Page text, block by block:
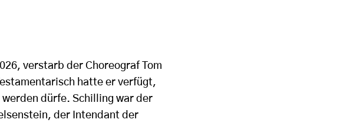
verstarb der Choreograf Tom
hatte er verfügt,
dürfe. Schilling war der
der Intendant der